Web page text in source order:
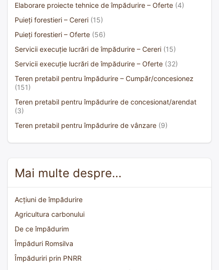
Elaborare proiecte tehnice de împădurire – Oferte (4)
Puieți forestieri – Cereri (15)
Puieți forestieri – Oferte (56)
Servicii execuție lucrări de împădurire – Cereri (15)
Servicii execuție lucrări de împădurire – Oferte (32)
Teren pretabil pentru împădurire – Cumpăr/concesionez
(151)
Teren pretabil pentru împădurire de concesionat/arendat
(3)
Teren pretabil pentru împădurire de vânzare (9)
Mai multe despre…
Acțiuni de împădurire
Agricultura carbonului
De ce împădurim
Împăduri Romsilva
Împăduriri prin PNRR